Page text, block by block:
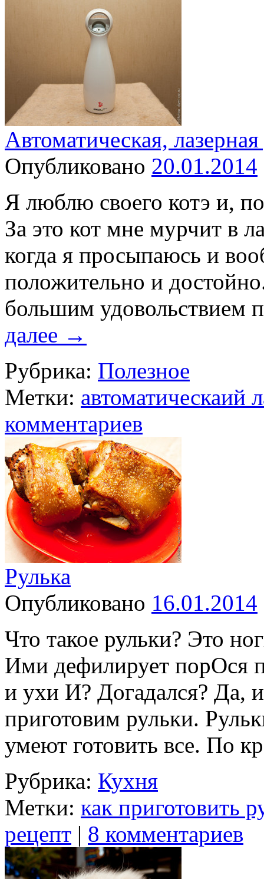
Автоматическая,
Опубликовано 20.01.2014
Я люблю своего котэ и,
За это кот мне мурчит в
когда я просыпаюсь и
положительно и
большим
далее →
Рубрика: Полезное
Метки: автоматическаий
комментариев
Рулька
Опубликовано 16.01.2014
Что такое рульки? Это
Ими дефилирует порОся
и ухи И? Догадался? Да,
приготовим рульки.
умеют готовить все. По
Рубрика: Кухня
Метки: как приготовить
рецепт | 8 комментариев